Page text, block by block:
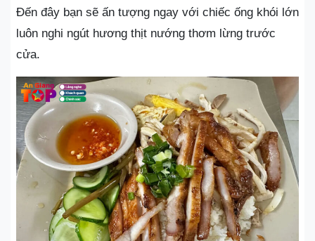
Đến đây bạn sẽ ấn tượng ngay với chiếc ống khói lớn
luôn nghi ngút hương thịt nướng thơm lừng trước
cửa.